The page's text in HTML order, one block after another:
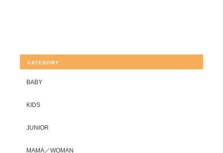
CATEGORY
BABY
KIDS
JUNIOR
MAMA／WOMAN